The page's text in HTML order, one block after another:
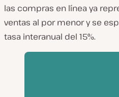
las compras en línea ya
ventas al por menor y se
tasa interanual del 15%.